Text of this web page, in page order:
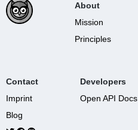
About
Mission
Principles
Contact
Imprint
Blog
Developers
Open API Docs